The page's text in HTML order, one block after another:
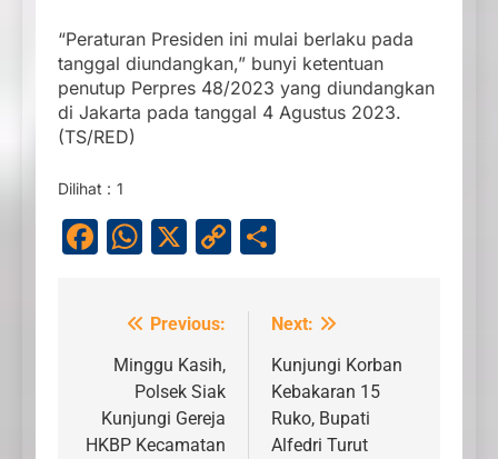
“Peraturan Presiden ini mulai berlaku pada
tanggal diundangkan,” bunyi ketentuan
penutup Perpres 48/2023 yang diundangkan
di Jakarta pada tanggal 4 Agustus 2023.
(TS/RED)
Dilihat : 1
Facebook
WhatsApp
X
Copy
Navigasi
pos
Previous:
Minggu Kasih,
Polsek Siak
Kunjungi Gereja
HKBP Kecamatan
Next:
Kunjungi Korban
Kebakaran 15
Ruko, Bupati
Alfedri Turut